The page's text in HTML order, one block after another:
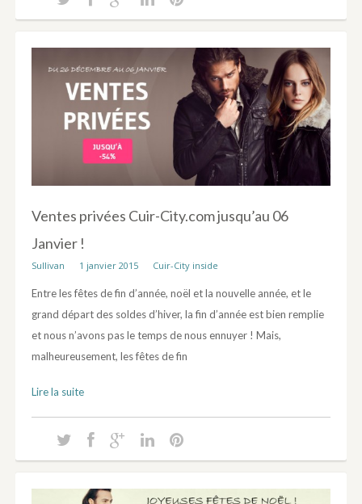
Ventes privées Cuir-City.com jusqu’au 06
Janvier !
Sullivan 1 janvier 2015 Cuir-City inside
Entre les fêtes de fin d’année, noël et la nouvelle année, et le
grand départ des soldes d’hiver, la fin d’année est bien remplie
et nous n’avons pas le temps de nous ennuyer ! Mais,
malheureusement, les fêtes de fin
Lire la suite